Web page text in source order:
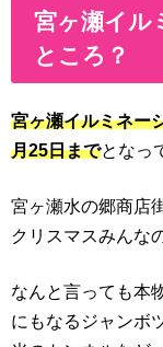
宮ヶ瀬イル
ところ？
宮ヶ瀬イルミネー
月25日までとなっ
宮ヶ瀬水の郷商店
クリスマスみんな
なんと言っても本
にもなるジャンボ